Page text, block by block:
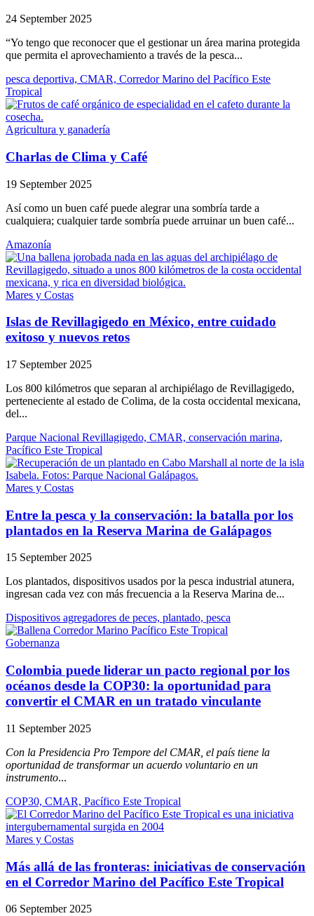
24 September 2025
“Yo tengo que reconocer que el gestionar un área marina protegida
que permita el aprovechamiento a través de la pesca...
pesca deportiva, CMAR, Corredor Marino del Pacífico Este
Tropical
Agricultura y ganadería
Charlas de Clima y Café
19 September 2025
Así como un buen café puede alegrar una sombría tarde a
cualquiera; cualquier tarde sombría puede arruinar un buen café...
Amazonía
Mares y Costas
Islas de Revillagigedo en México, entre cuidado
exitoso y nuevos retos
17 September 2025
Los 800 kilómetros que separan al archipiélago de Revillagigedo,
perteneciente al estado de Colima, de la costa occidental mexicana,
del...
Parque Nacional Revillagigedo, CMAR, conservación marina,
Pacífico Este Tropical
Mares y Costas
Entre la pesca y la conservación: la batalla por los
plantados en la Reserva Marina de Galápagos
15 September 2025
Los plantados, dispositivos usados por la pesca industrial atunera,
ingresan cada vez con más frecuencia a la Reserva Marina de...
Dispositivos agregadores de peces, plantado, pesca
Gobernanza
Colombia puede liderar un pacto regional por los
océanos desde la COP30: la oportunidad para
convertir el CMAR en un tratado vinculante
11 September 2025
Con la Presidencia Pro Tempore del CMAR, el país tiene la
oportunidad de transformar un acuerdo voluntario en un
instrumento...
COP30, CMAR, Pacífico Este Tropical
Mares y Costas
Más allá de las fronteras: iniciativas de conservación
en el Corredor Marino del Pacífico Este Tropical
06 September 2025